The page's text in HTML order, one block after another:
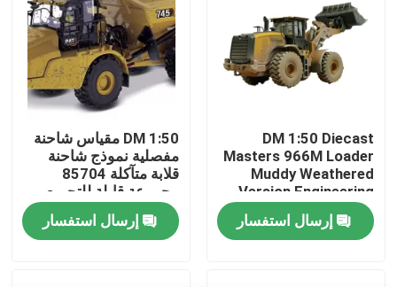
فيديوهات
جولة في المصنع
مراقبة الجودة
DM 1:50 Diecast
Masters 966M Loader
Muddy Weathered
Version Engineering
Vehicle Model 85703
إرسال استفسار
DM 1:50 مقياس شاحنة
مفصلية نموذج شاحنة
قلابة متآكلة 85704
مجموعة قابلة للتجميع
من المعدن المصبوب
إرسال استفسار